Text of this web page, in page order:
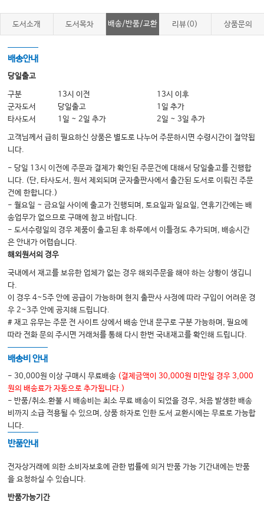
B:
부록C:
부록 수액과 전해질 보충
부록E:생존율의 향상
도서소개 도서목차 배송/반품/교환 리뷰(0) 상품문의
배송안내
당일출고
구분 13시 이전
13시 이후
군자도서
당일출고
1일 추가
타사도서
1일 ~ 2일 추가 2일 ~ 3일 추가
고객님께서 급히 필요하신 상품은 별도로 나누어 주문하시면 수령시간이 절약됩
니다.
- 당일 13시 이전에 주문과 결제가 확인된 주문건에 대해서 당일출고를 진행합
니다. (단, 타사도서, 원서 제외되며 군자출판사에서 출간된 도서로 이뤄진 주문
건에 한합니다.)
- 월요일 ~ 금요일 사이에 출고가 진행되며, 토요일과 일요일, 연휴기간에는 배
송업무가 없으므로 구매에 참고 바랍니다.
- 도서수령일의 경우 제품이 출고된 후 하루에서 이틀정도 추가되며, 배송시간
은 안내가 어렵습니다.
해외원서의 경우
국내에서 재고를 보유한 업체가 없는 경우 해외주문을 해야 하는 상황이 생깁니
다.
이 경우 4~5주 안에 공급이 가능하며 현지 출판사 사정에 따라 구입이 어려운 경
우 2~3주 안에 공지해 드립니다.
# 재고 유무는 주문 전 사이트 상에서 배송 안내 문구로 구분 가능하며, 필요에
따라 전화 문의 주시면 거래처를 통해 다시 한번 국내재고를 확인해 드립니다.
배송비 안내
- 30,000원 이상 구매시 무료배송 (결제금액이 30,000원 미만일 경우 3,000
원의 배송료가 자동으로 추가됩니다.)
- 반품/취소.환불 시 배송비는 최소 무료 배송이 되었을 경우, 처음 발생한 배송
비까지 소급 적용될 수 있으며, 상품 하자로 인한 도서 교환시에는 무료로 가능합
니다.
반품안내
전자상거래에 의한 소비자보호에 관한 법률에 의거 반품 가능 기간내에는 반품
을 요청하실 수 있습니다.
반품가능기간